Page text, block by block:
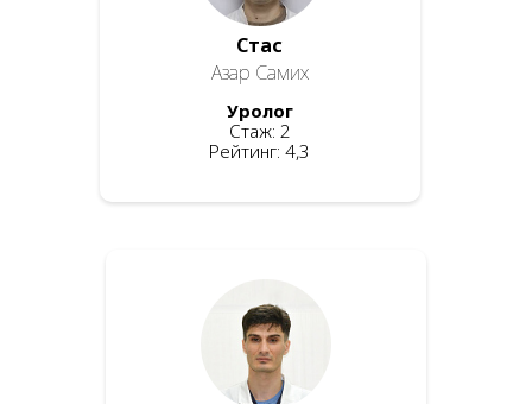
Стас
Азар Самих
Уролог
Стаж: 2
Рейтинг: 4,3